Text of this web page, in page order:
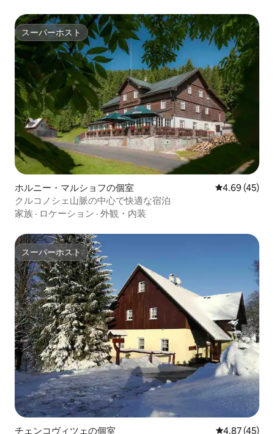
スーパーホスト
スーパーホスト
ホルニー・マルショフの個室 レビュー45
4.69 (45)
クルコノシェ山脈の中心で快適な宿泊
家族 · ロケーション · 外観・内装
スーパーホスト
スーパーホスト
チェンコヴィツェの個室 レビュー45
4.87 (45)